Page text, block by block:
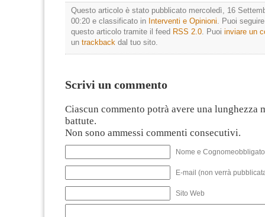
Questo articolo è stato pubblicato mercoledì, 16
00:20 e classificato in Interventi e Opinioni. Puoi
questo articolo tramite il feed RSS 2.0. Puoi inviare un
un trackback dal tuo sito.
Scrivi un commento
Ciascun commento potrà avere una lunghezza
battute.
Non sono ammessi commenti consecutivi.
Nome e
E-mail (non verrà
Sito Web